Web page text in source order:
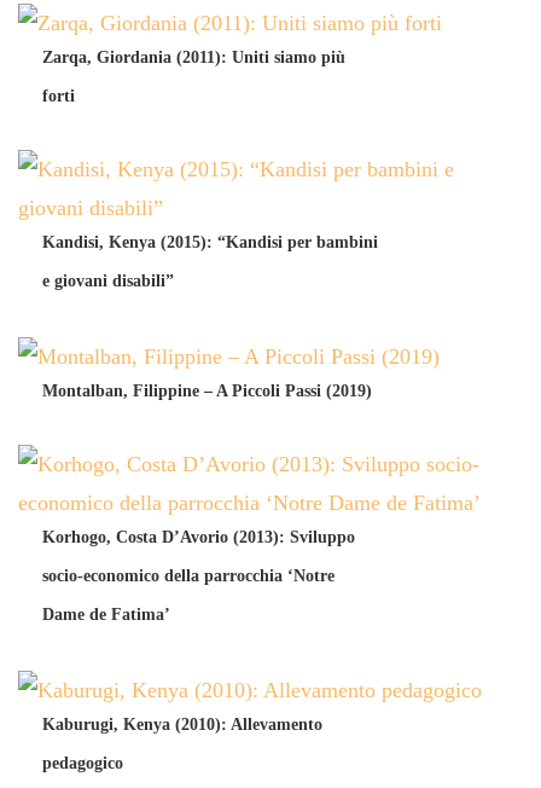
Zarqa, Giordania (2011): Uniti siamo più
forti
Kandisi, Kenya (2015): “Kandisi per bambini
e giovani disabili”
Montalban, Filippine – A Piccoli Passi (2019)
Korhogo, Costa D’Avorio (2013): Sviluppo
socio-economico della parrocchia ‘Notre
Dame de Fatima’
Kaburugi, Kenya (2010): Allevamento
pedagogico